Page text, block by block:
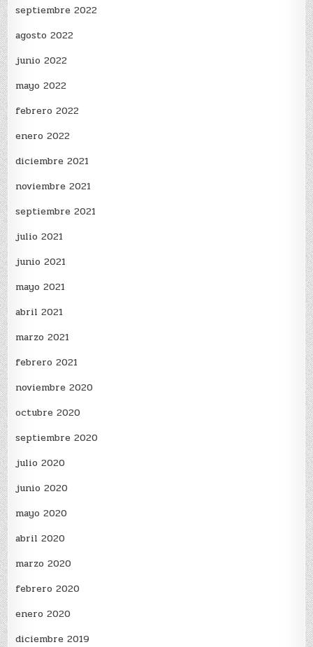
septiembre 2022
agosto 2022
junio 2022
mayo 2022
febrero 2022
enero 2022
diciembre 2021
noviembre 2021
septiembre 2021
julio 2021
junio 2021
mayo 2021
abril 2021
marzo 2021
febrero 2021
noviembre 2020
octubre 2020
septiembre 2020
julio 2020
junio 2020
mayo 2020
abril 2020
marzo 2020
febrero 2020
enero 2020
diciembre 2019